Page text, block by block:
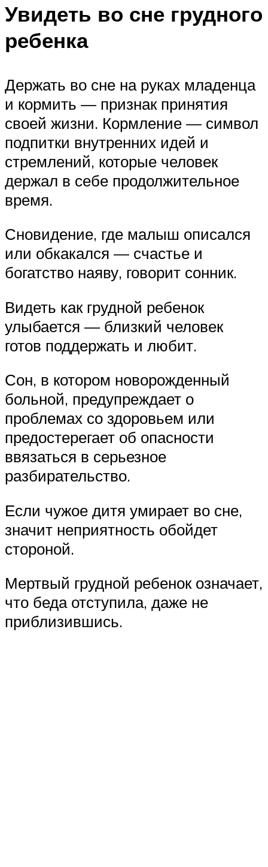
Увидеть во сне грудного
ребенка
Держать во сне на руках младенца
и кормить — признак принятия
своей жизни. Кормление — символ
подпитки внутренних идей и
стремлений, которые человек
держал в себе продолжительное
время.
Сновидение, где малыш описался
или обкакался — счастье и
богатство наяву, говорит сонник.
Видеть как грудной ребенок
улыбается — близкий человек
готов поддержать и любит.
Сон, в котором новорожденный
больной, предупреждает о
проблемах со здоровьем или
предостерегает об опасности
ввязаться в серьезное
разбирательство.
Если чужое дитя умирает во сне,
значит неприятность обойдет
стороной.
Мертвый грудной ребенок означает,
что беда отступила, даже не
приблизившись.